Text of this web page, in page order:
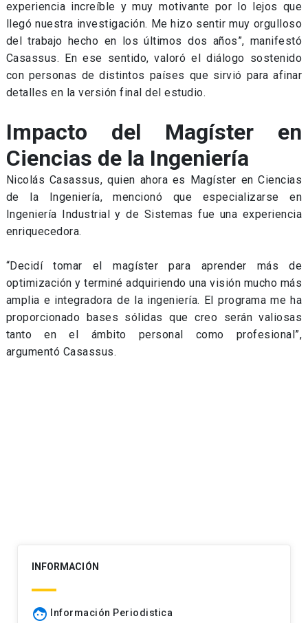
experiencia increíble y muy motivante por lo lejos que
llegó nuestra investigación. Me hizo sentir muy orgulloso
del trabajo hecho en los últimos dos años”, manifestó
Casassus. En ese sentido, valoró el diálogo sostenido
con personas de distintos países que sirvió para afinar
detalles en la versión final del estudio.
Impacto del Magíster en
Ciencias de la Ingeniería
Nicolás Casassus, quien ahora es Magíster en Ciencias
de la Ingeniería, mencionó que especializarse en
Ingeniería Industrial y de Sistemas fue una experiencia
enriquecedora.
“Decidí tomar el magíster para aprender más de
optimización y terminé adquiriendo una visión mucho más
amplia e integradora de la ingeniería. El programa me ha
proporcionado bases sólidas que creo serán valiosas
tanto en el ámbito personal como profesional”,
argumentó Casassus.
INFORMACIÓN
face Información Periodistica